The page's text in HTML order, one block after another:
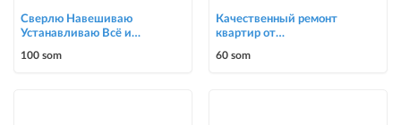
Сверлю Навешиваю
Устанавливаю Всё и
100 som
Качественный ремонт
квартир от
капитального ремонта до
60 som